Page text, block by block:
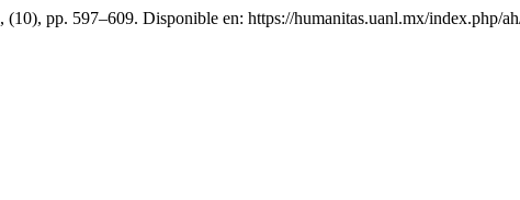
, (10), pp. 597–609. Disponible en: https://humanitas.uanl.mx/index.php/